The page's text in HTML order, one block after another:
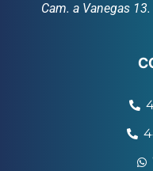
Cam. a Vanegas